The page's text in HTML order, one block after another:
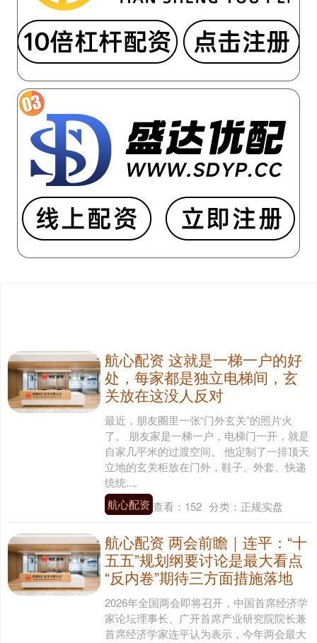
航心配资 这就是一梯一户的好
处，每家都是独立电梯间，玄
关放在这没人反对
最近，朋友圈里一张“门外玄关”的照片火
了。 朋友家是一梯一户，电梯门一开，就是
自家几平米的过渡空间。 他定制了一排顶天
立地的玄关柜放在门外，鞋子、外套、快递
统统....
航心配资 查看： 152 分类： 正规实盘
航心配资 两会前瞻｜连平：“十
五五”规划纲要讨论是最大看点
“反内卷”期待三方面措施落地
2026年全国两会即将召开，中国首席经济学
家论坛理事长、广开首席产业研究院院长兼
首席经济学家连平认为表示，今年两会最大